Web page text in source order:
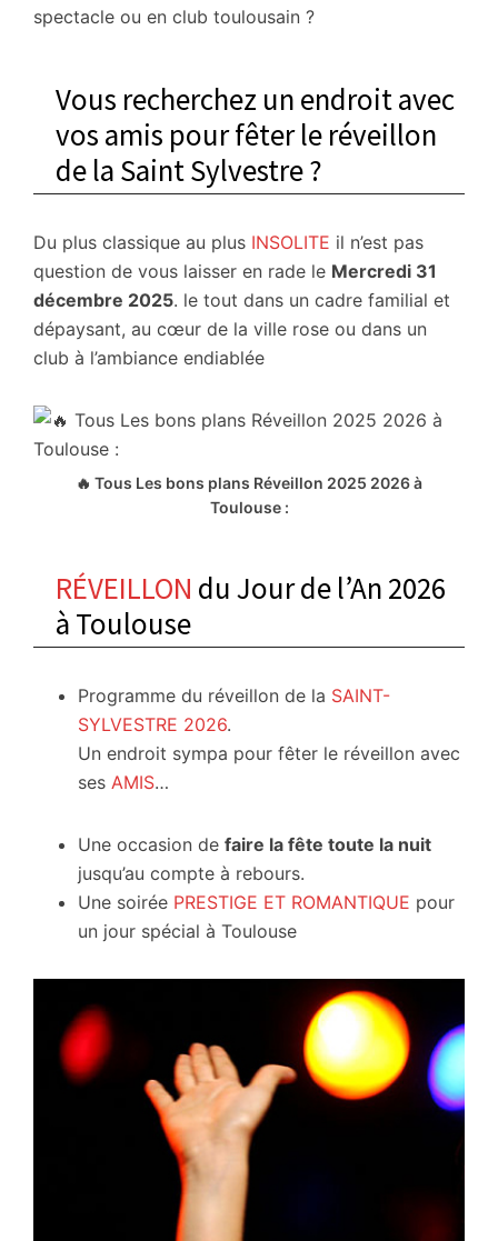
spectacle ou en club toulousain ?
Vous recherchez un endroit avec
vos amis pour fêter le réveillon
de la Saint Sylvestre ?
Du plus classique au plus INSOLITE il n’est pas
question de vous laisser en rade le Mercredi 31
décembre 2025. le tout dans un cadre familial et
dépaysant, au cœur de la ville rose ou dans un
club à l’ambiance endiablée
🔥 Tous Les bons plans Réveillon 2025 2026 à
Toulouse :
RÉVEILLON du Jour de l’An 2026
à Toulouse
Programme du réveillon de la SAINT-
SYLVESTRE 2026.
Un endroit sympa pour fêter le réveillon avec
ses AMIS…
Une occasion de faire la fête toute la nuit
jusqu’au compte à rebours.
Une soirée PRESTIGE ET ROMANTIQUE pour
un jour spécial à Toulouse